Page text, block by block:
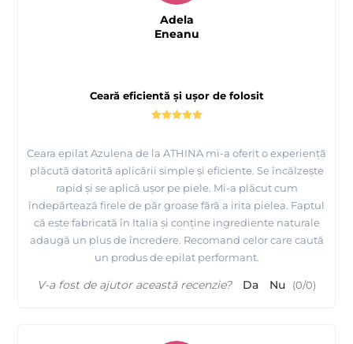
Ceară eficientă și ușor de folosit
Ceara epilat Azulena de la ATHINA mi-a oferit o experiență
plăcută datorită aplicării simple și eficiente. Se încălzește
rapid și se aplică ușor pe piele. Mi-a plăcut cum
îndepărtează firele de păr groase fără a irita pielea. Faptul
că este fabricată în Italia și conține ingrediente naturale
adaugă un plus de încredere. Recomand celor care caută
un produs de epilat performant.
Adela
Eneanu
V-a fost de ajutor această recenzie? Da Nu (0/0)